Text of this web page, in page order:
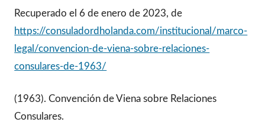
Recuperado el 6 de enero de 2023, de
https://consuladordholanda.com/institucional/marco-
legal/convencion-de-viena-sobre-relaciones-
consulares-de-1963/
(1963). Convención de Viena sobre Relaciones
Consulares.